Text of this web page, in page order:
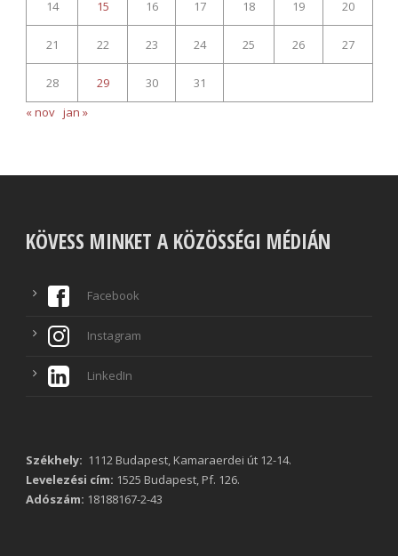
14 15 16 17 18 19 20
21 22 23 24 25 26 27
28 29 30
31
« nov jan »
KÖVESS MINKET A KÖZÖSSÉGI MÉDIÁN
Facebook
Instagram
LinkedIn
Székhely: 1112 Budapest, Kamaraerdei út 12-14.
Levelezési cím: 1525 Budapest, Pf. 126.
Adószám: 18188167-2-43